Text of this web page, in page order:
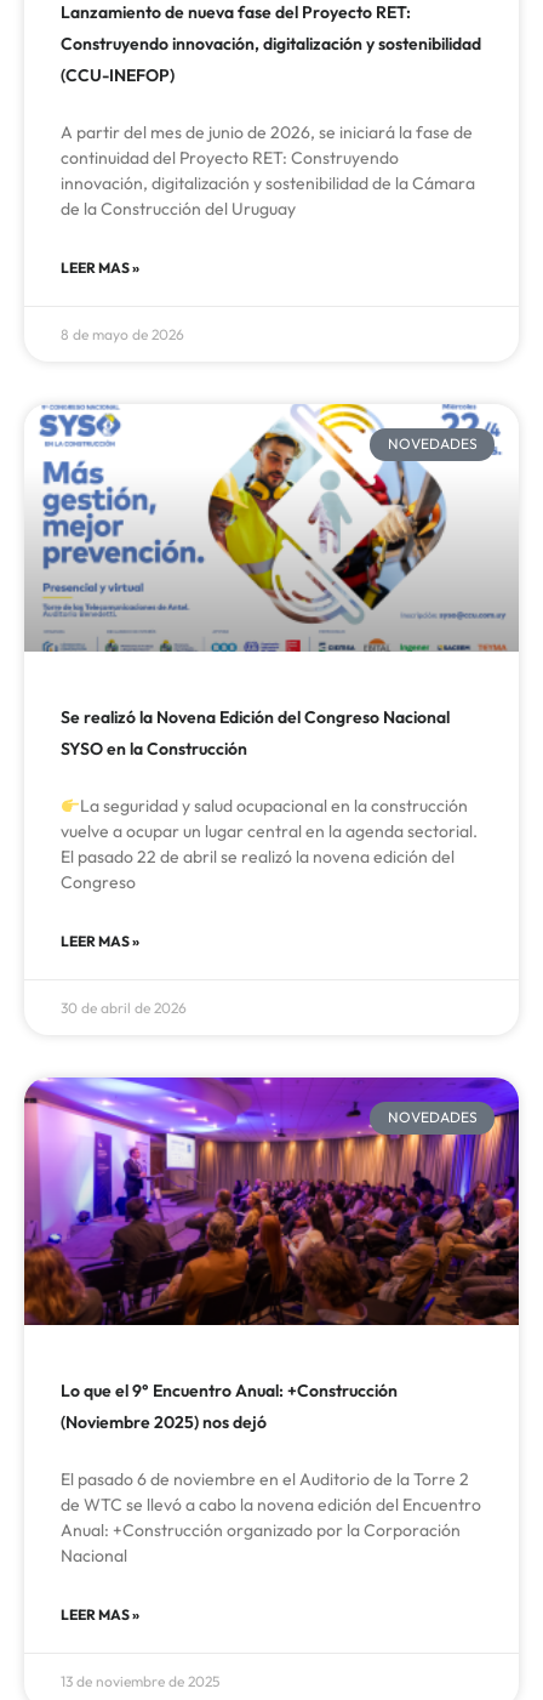
Lanzamiento de nueva fase del Proyecto RET:
Construyendo innovación, digitalización y sostenibilidad
(CCU-INEFOP)
A partir del mes de junio de 2026, se iniciará la fase de
continuidad del Proyecto RET: Construyendo
innovación, digitalización y sostenibilidad de la Cámara
de la Construcción del Uruguay
LEER MAS »
8 de mayo de 2026
NOVEDADES
Se realizó la Novena Edición del Congreso Nacional
SYSO en la Construcción
La seguridad y salud ocupacional en la construcción
vuelve a ocupar un lugar central en la agenda sectorial.
El pasado 22 de abril se realizó la novena edición del
Congreso
LEER MAS »
30 de abril de 2026
NOVEDADES
Lo que el 9° Encuentro Anual: +Construcción
(Noviembre 2025) nos dejó
El pasado 6 de noviembre en el Auditorio de la Torre 2
de WTC se llevó a cabo la novena edición del Encuentro
Anual: +Construcción organizado por la Corporación
Nacional
LEER MAS »
13 de noviembre de 2025